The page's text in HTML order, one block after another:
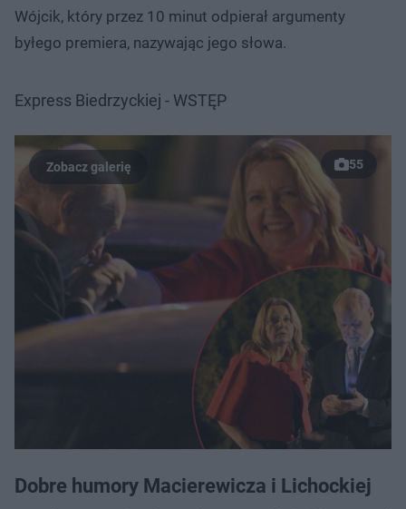
Wójcik, który przez 10 minut odpierał argumenty
byłego premiera, nazywając jego słowa.
Express Biedrzyckiej - WSTĘP
55
Dobre humory Macierewicza i Lichockiej